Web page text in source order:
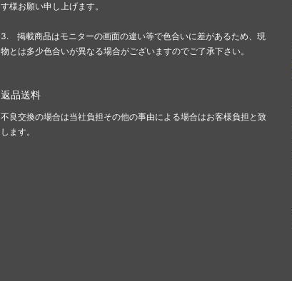
す様お願い申し上げます。
3. 掲載商品はモニターの画面の違い等で色合いに差があるため、現
物とは多少色合いが異なる場合がございますのでご了承下さい。
返品送料
不良交換の場合は当社負担その他の事由による場合はお客様負担と致
します。